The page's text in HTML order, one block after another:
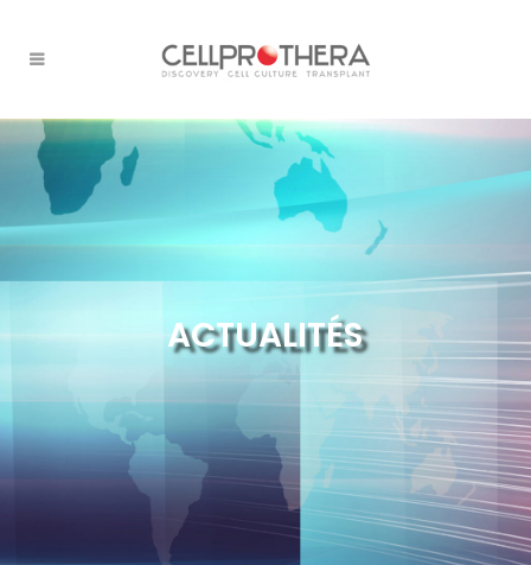
ACTUALITÉS